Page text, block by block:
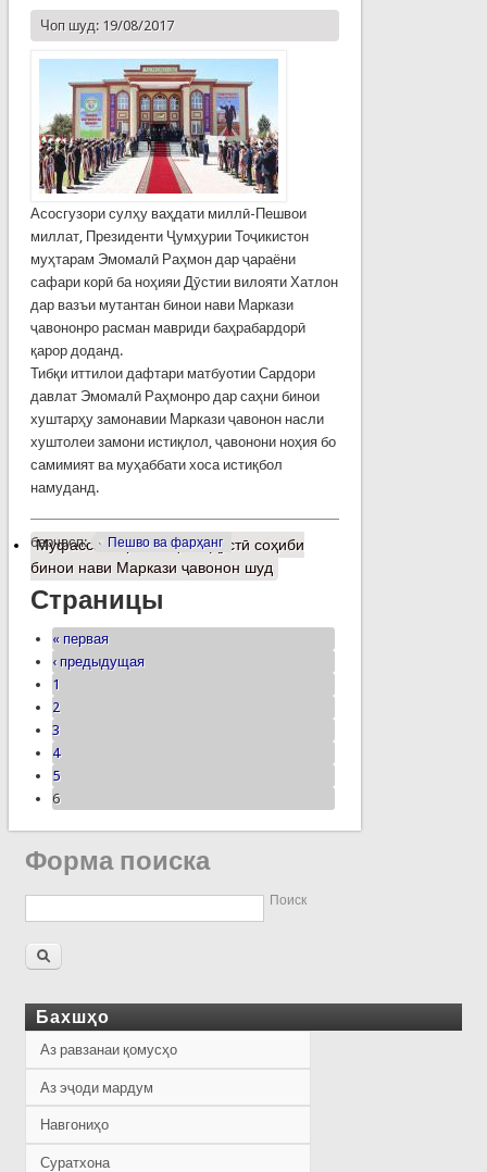
Чоп шуд: 19/08/2017
Асосгузори сулҳу ваҳдати миллӣ-Пешвои
миллат, Президенти Ҷумҳурии Тоҷикистон
муҳтарам Эмомалӣ Раҳмон дар ҷараёни
сафари корӣ ба ноҳияи Дӯстии вилояти Хатлон
дар вазъи мутантан бинои нави Маркази
ҷавононро расман мавриди баҳрабардорӣ
қарор доданд.
Тибқи иттилои дафтари матбуотии Сардори
давлат Эмомалӣ Раҳмонро дар саҳни бинои
хуштарҳу замонавии Маркази ҷавонон насли
хуштолеи замони истиқлол, ҷавонони ноҳия бо
самимият ва муҳаббати хоса истиқбол
намуданд.
барчасп: Пешво ва фарҳанг
Муфассалтаро Ноҳияи Дӯстӣ соҳиби
бинои нави Маркази ҷавонон шуд
Страницы
« первая
‹ предыдущая
1
2
3
4
5
6
Форма поиска
Поиск
Бахшҳо
Аз равзанаи қомусҳо
Аз эҷоди мардум
Навгониҳо
Суратхона